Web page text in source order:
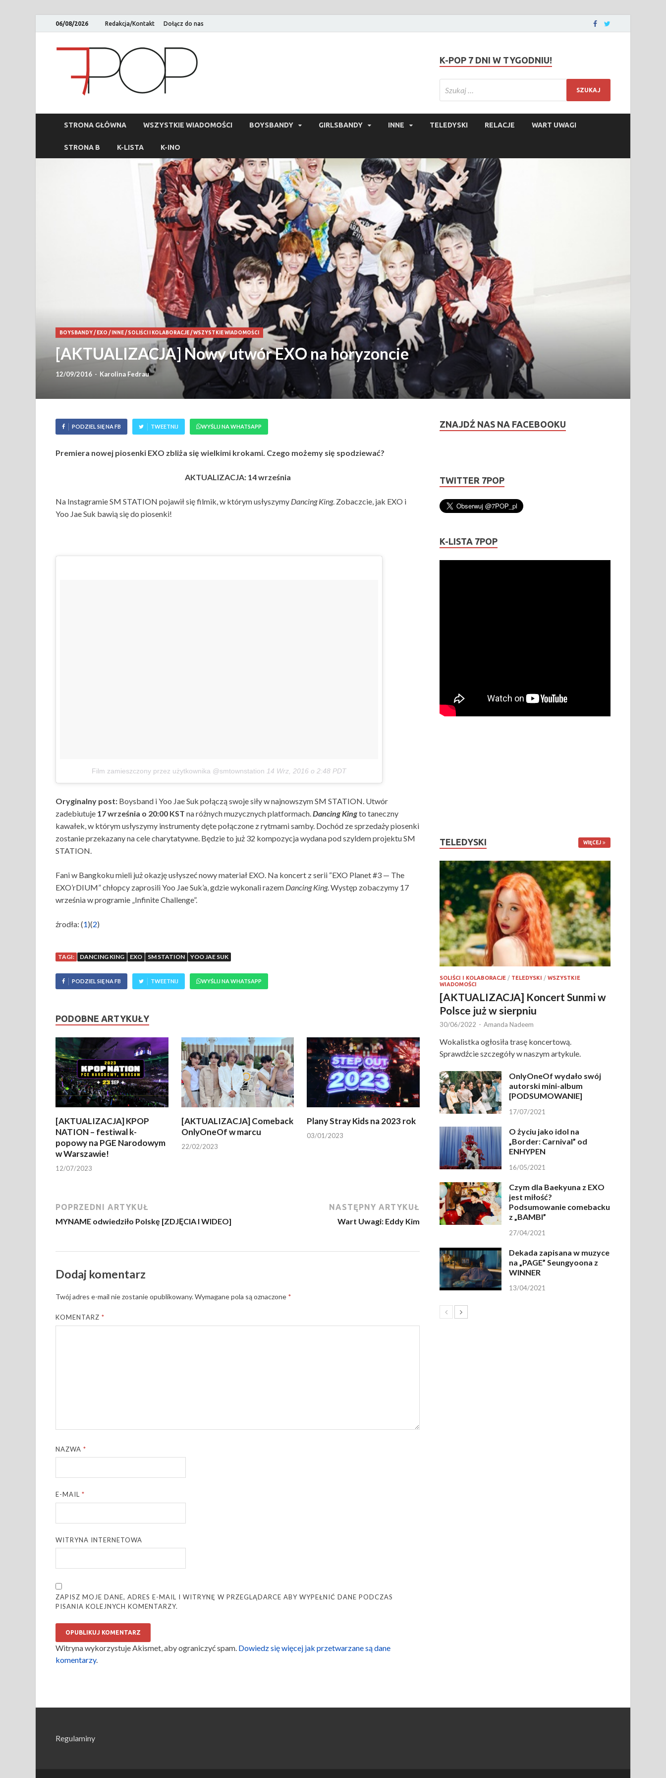
06/08/2026 Redakcja/Kontakt Dołącz do nas
K-POP 7 DNI W TYGODNIU!
STRONA GŁÓWNA WSZYSTKIE WIADOMOŚCI BOYSBANDY GIRLSBANDY INNE TELEDYSKI RELACJE WART UWAGI
STRONA B K-LISTA K-INO
BOYSBANDY/ EXO / INNE/ SOLIŚCI I KOLABORACJE/WSZYSTKIE WIADOMOŚCI
[AKTUALIZACJA] Nowy utwór EXO na horyzoncie
12/09/2016 - Karolina Fedrau
PODZIEL SIĘ NA FB TWEETNIJ WYŚLIJ NA WHATSAPP
Premiera nowej piosenki EXO zbliża się wielkimi krokami. Czego możemy się spodziewać?
AKTUALIZACJA: 14 września
Na Instagramie SM STATION pojawił się filmik, w którym usłyszymy Dancing King. Zobaczcie, jak EXO i
Yoo Jae Suk bawią się do piosenki!
Film zamieszczony przez użytkownika @smtownstation 14 Wrz, 2016 o 2:48 PDT
Oryginalny post: Boysband i Yoo Jae Suk połączą swoje siły w najnowszym SM STATION. Utwór
zadebiutuje 17 września o 20:00 KST na różnych muzycznych platformach.Dancing Kingto taneczny
kawałek, w którym usłyszymy instrumenty dęte połączone z rytmami samby. Dochód ze sprzedaży piosenki
zostanie przekazany na cele charytatywne. Będzie to już 32 kompozycja wydana pod szyldem projektu SM
STATION.
Fani w Bangkoku mieli już okazję usłyszeć nowy materiał EXO. Na koncert z serii “EXO Planet #3 — The
EXO’rDIUM” chłopcy zaprosili Yoo Jae Suk’a, gdzie wykonali razem Dancing King. Występ zobaczymy 17
września w programie „Infinite Challenge”.
źrodła: (1)(2)
TAGI: DANCING KING EXO SM STATION YOO JAE SUK
PODZIEL SIĘ NA FB TWEETNIJ WYŚLIJ NA WHATSAPP
PODOBNE ARTYKUŁY
[AKTUALIZACJA] KPOP
NATION – festiwal k-
popowy na PGE Narodowym
w Warszawie!
12/07/2023
[AKTUALIZACJA] Comeback
OnlyOneOf w marcu
22/02/2023
Plany Stray Kids na 2023 rok
03/01/2023
POPRZEDNI ARTYKUŁ
MYNAME odwiedziło Polskę [ZDJĘCIA I WIDEO]
NASTĘPNY ARTYKUŁ
Wart Uwagi: Eddy Kim
Dodaj komentarz
Twój adres e-mail nie zostanie opublikowany.Wymagane pola są oznaczone *
KOMENTARZ*
NAZWA*
E-MAIL*
WITRYNA INTERNETOWA
ZAPISZ MOJE DANE, ADRES E-MAIL I WITRYNĘ W PRZEGLĄDARCE ABY WYPEŁNIĆ DANE PODCZAS
PISANIA KOLEJNYCH KOMENTARZY.
Witryna wykorzystuje Akismet, aby ograniczyć spam. Dowiedz się więcej jak przetwarzane są dane
komentarzy.
ZNAJDŹ NAS NA FACEBOOKU
TWITTER 7POP
K-LISTA 7POP
TELEDYSKI WIĘCEJ
SOLIŚCI I KOLABORACJE / TELEDYSKI /WSZYSTKIE
WIADOMOŚCI
[AKTUALIZACJA] Koncert Sunmi w
Polsce już w sierpniu
30/06/2022 - Amanda Nadeem
Wokalistka ogłosiła trasę koncertową.
Sprawdźcie szczegóły w naszym artykule.
OnlyOneOf wydało swój
autorski mini-album
[PODSUMOWANIE]
17/07/2021
O życiu jako idol na
„Border: Carnival” od
ENHYPEN
16/05/2021
Czym dla Baekyuna z EXO
jest miłość?
Podsumowanie comebacku
z „BAMBI”
27/04/2021
Dekada zapisana w muzyce
na „PAGE” Seungyoona z
WINNER
13/04/2021
Regulaminy